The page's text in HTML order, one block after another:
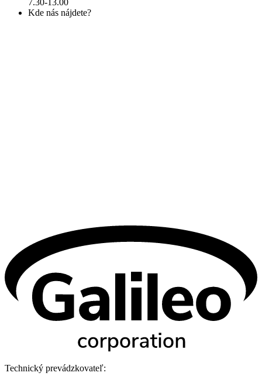
Kde nás nájdete?
Technický prevádzkovateľ: